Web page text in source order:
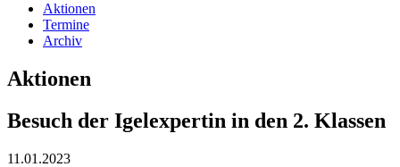
Aktionen
Termine
Archiv
Aktionen
Besuch der Igelexpertin in den 2. Klassen
11.01.2023